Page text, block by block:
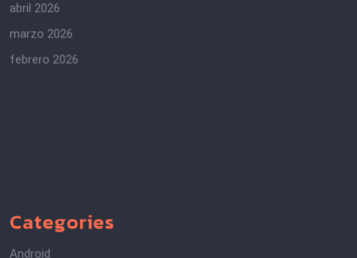
abril 2026
marzo 2026
febrero 2026
Categories
Android